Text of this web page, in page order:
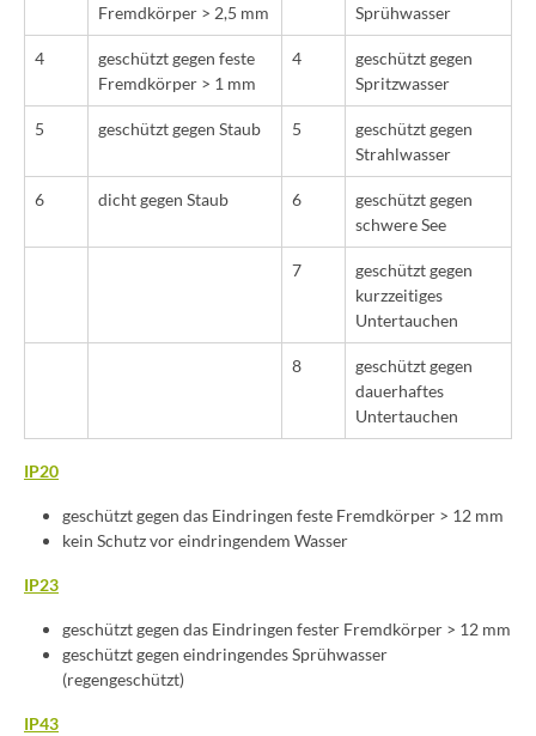
Fremdkörper > 2,5 mm
Sprühwasser
4
geschützt gegen feste
Fremdkörper > 1 mm
4
geschützt gegen
Spritzwasser
5 geschützt gegen Staub 5
geschützt gegen
Strahlwasser
6 dicht gegen Staub 6
geschützt gegen
schwere See
7
geschützt gegen
kurzzeitiges
Untertauchen
8
geschützt gegen
dauerhaftes
Untertauchen
IP20
geschützt gegen das Eindringen feste Fremdkörper > 12 mm
kein Schutz vor eindringendem Wasser
IP23
geschützt gegen das Eindringen fester Fremdkörper > 12 mm
geschützt gegen eindringendes Sprühwasser
(regengeschützt)
IP43